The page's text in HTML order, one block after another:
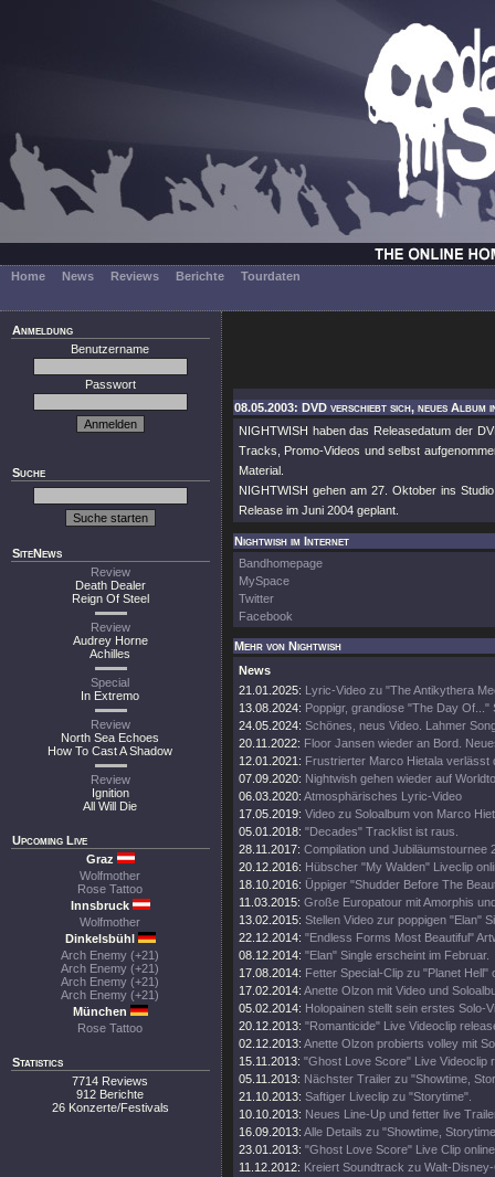
Home News Reviews Berichte Tourdaten
Anmeldung
Benutzername
Passwort
Suche
SiteNews
Review
Death Dealer
Reign Of Steel
Review
Audrey Horne
Achilles
Special
In Extremo
Review
North Sea Echoes
How To Cast A Shadow
Review
Ignition
All Will Die
Upcoming Live
Graz
Wolfmother
Rose Tattoo
Innsbruck
Wolfmother
Dinkelsbühl
Arch Enemy (+21)
Arch Enemy (+21)
Arch Enemy (+21)
Arch Enemy (+21)
München
Rose Tattoo
Statistics
7714 Reviews
912 Berichte
26 Konzerte/Festivals
08.05.2003: DVD verschiebt sich, neues Album
NIGHTWISH haben das Releasedatum der
Tracks, Promo-Videos und selbst
Material.
NIGHTWISH gehen am 27. Oktober ins
Release im Juni 2004 geplant.
Nightwish im Internet
Bandhomepage
MySpace
Twitter
Facebook
Mehr von Nightwish
News
21.01.2025: Lyric-Video zu "The Antikythera
13.08.2024: Poppigr, grandiose "The Day Of..."
24.05.2024: Schönes, neus Video. Lahmer
20.11.2022: Floor Jansen wieder an Bord.
12.01.2021: Frustrierter Marco Hietala verlässt
07.09.2020: Nightwish gehen wieder auf
06.03.2020: Atmosphärisches Lyric-Video
17.05.2019: Video zu Soloalbum von Marco
05.01.2018: "Decades" Tracklist ist raus.
28.11.2017: Compilation und Jubiläumstournee
20.12.2016: Hübscher "My Walden" Liveclip
18.10.2016: Üppiger "Shudder Before The
11.03.2015: Große Europatour mit Amorphis
13.02.2015: Stellen Video zur poppigen "Elan"
22.12.2014: "Endless Forms Most Beautiful"
08.12.2014: "Elan" Single erscheint im Februar.
17.08.2014: Fetter Special-Clip zu "Planet Hell"
17.02.2014: Anette Olzon mit Video und
05.02.2014: Holopainen stellt sein erstes Solo-
20.12.2013: "Romanticide" Live Videoclip
02.12.2013: Anette Olzon probierts volley mit
15.11.2013: "Ghost Love Score" Live Videoclip
05.11.2013: Nächster Trailer zu "Showtime,
21.10.2013: Saftiger Liveclip zu "Storytime".
10.10.2013: Neues Line-Up und fetter live
16.09.2013: Alle Details zu "Showtime,
23.01.2013: "Ghost Love Score" Live Clip
11.12.2012: Kreiert Soundtrack zu Walt-